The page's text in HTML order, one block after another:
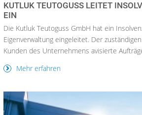
KUTLUK TEUTOGUSS LEITET
EIN
Die Kutluk Teutoguss GmbH hat ein
Eigenverwaltung eingeleitet. Der
Kunden des Unternehmens avisierte
Mehr erfahren